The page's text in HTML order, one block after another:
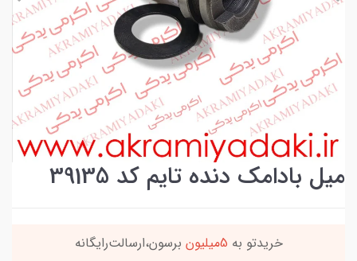
میل بادامک دنده تایم کد 39135
برسون،ارسالت‌رایگانه این کالا رو